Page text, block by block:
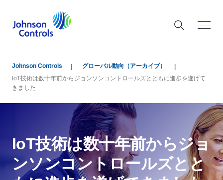
Johnson Controls
グローバル動向（アーカイブ）
IoT技術は数十年前からジョンソンコントロールズとともに進歩を遂げて
きました
IoT技術は数十年前からジョ
ンソンコントロールズとと